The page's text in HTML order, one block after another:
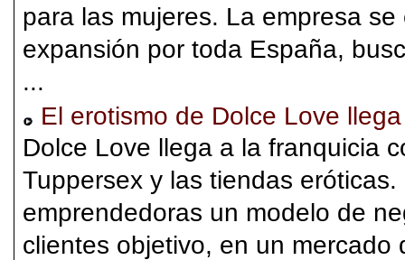
para las mujeres. La empresa
expansión por toda España,
...
El erotismo de Dolce Love
Dolce Love llega a la franquicia
Tuppersex y las tiendas
emprendedoras un modelo de
clientes objetivo, en un